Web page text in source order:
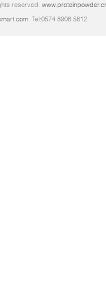
reserved.
. Tel:0574 8908 5812